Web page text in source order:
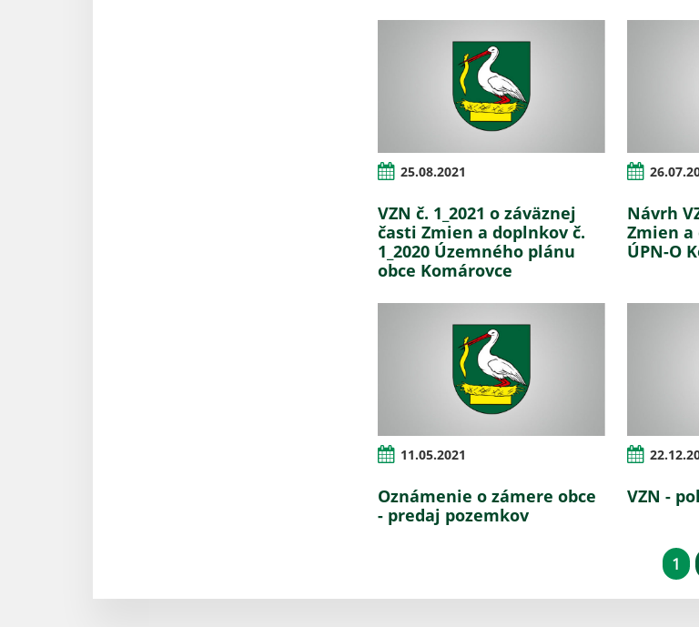
25.08.2021
VZN č. 1_2021 o záväznej
časti Zmien a doplnkov č.
1_2020 Územného plánu
obce Komárovce
Návrh
Zmien a
ÚPN-O
11.05.2021
Oznámenie o zámere obce
- predaj pozemkov
VZN -
1